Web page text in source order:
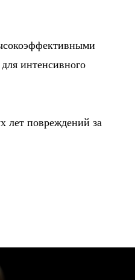
интенсивного
лет повреждений за